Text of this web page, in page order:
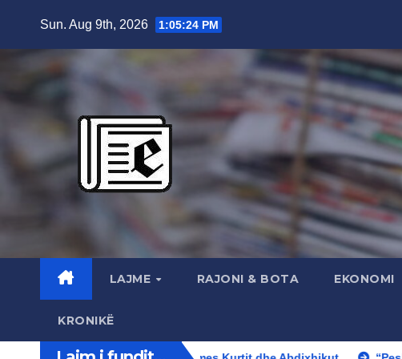
Sun. Aug 9th, 2026 1:05:25 PM
LAJME RAJONI & BOTA EKONOMI
KRONIKË